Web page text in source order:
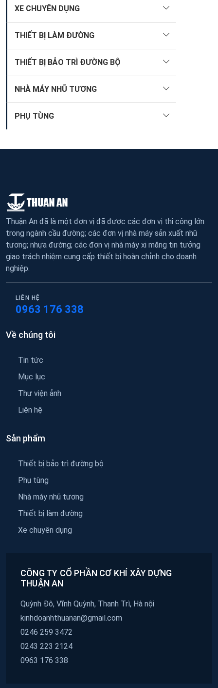
XE CHUYÊN DỤNG
THIẾT BỊ LÀM ĐƯỜNG
THIẾT BỊ BẢO TRÌ ĐƯỜNG BỘ
NHÀ MÁY NHŨ TƯƠNG
PHỤ TÙNG
Thuận An đã là một đơn vị đã được các đơn vị thi công lớn
trong ngành cầu đường; các đơn vị nhà máy sản xuất nhũ
tương; nhựa đường; các đơn vị nhà máy xi măng tin tưởng
giao trách nhiệm cung cấp thiết bị hoàn chỉnh cho doanh
nghiệp.
LIÊN HỆ
0963 176 338
Về chúng tôi
Tin tức
Mục lục
Thư viện ảnh
Liên hệ
Sản phẩm
Thiết bị bảo trì đường bộ
Phụ tùng
Nhà máy nhũ tương
Thiết bị làm đường
Xe chuyên dụng
CÔNG TY CỔ PHẦN CƠ KHÍ XÂY DỰNG
THUẬN AN
Quỳnh Đô, Vĩnh Quỳnh, Thanh Trì, Hà nội
kinhdoanhthuanan@gmail.com
0246 259 3472
0243 223 2124
0963 176 338